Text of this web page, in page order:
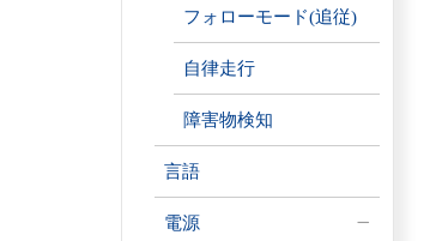
フォローモード(追従)
自律走行
障害物検知
言語
電源